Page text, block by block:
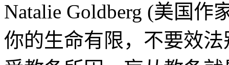
Natalie Goldberg (美国作
你的生命有限，不要效